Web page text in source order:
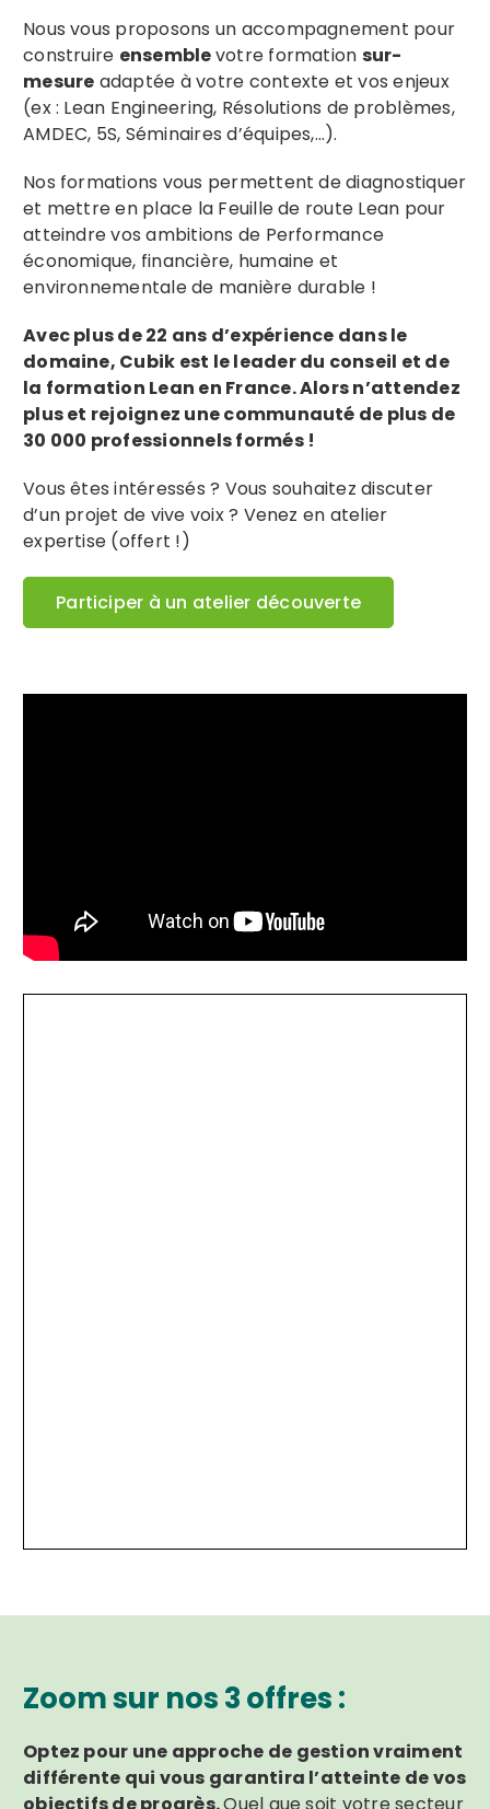
Nous vous proposons un accompagnement pour
construire ensemblevotre formation sur-
mesure adaptée à votre contexte et vos enjeux
(ex : Lean Engineering, Résolutions de problèmes,
AMDEC, 5S, Séminaires d’équipes,…).
Nos formations vous permettent de diagnostiquer
et mettre en place la Feuille de route Lean pour
atteindre vos ambitions de Performance
économique, financière, humaine et
environnementale de manière durable !
Avec plus de 22 ans d’expérience dans le
domaine, Cubik est le leader du conseil et de
la formation Lean en France. Alors n’attendez
plus et rejoignez une communauté de plus de
30 000 professionnels formés !
Vous êtes intéressés ? Vous souhaitez discuter
d’un projet de vive voix ? Venez en atelier
expertise (offert !)
Participer à un atelier découverte
Zoom sur nos 3 offres :
Optez pour une approche de gestion vraiment
différente qui vous garantira l’atteinte de vos
objectifs de progrès.Quel que soit votre secteur